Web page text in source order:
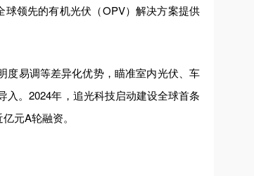
领先的有机光伏（OPV）解决方案提供
度易调等差异化优势，瞄准室内光伏、车
。2024年，追光科技启动建设全球首条
元A轮融资。